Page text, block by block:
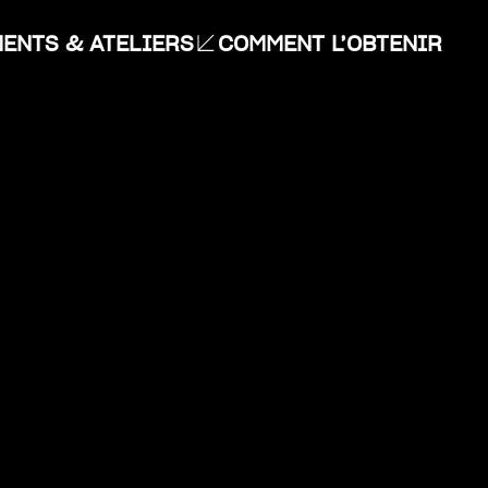
& ATELIERS COMMENT L’OBTENIR